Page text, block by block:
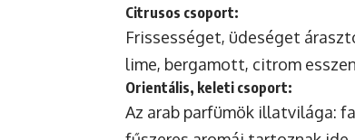
Citrusos csoport:
Frissességet, üdeséget
lime, bergamott, citrom
Orientális, keleti csoport:
Az arab parfümök illatvilága: